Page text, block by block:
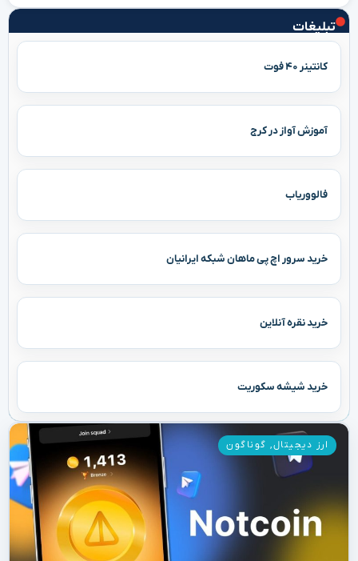
تبلیغات
کانتینر ۴۰ فوت
آموزش آواز در کرج
فالووریاب
خرید سرور اچ پی ماهان شبکه ایرانیان
خرید نقره آنلاین
خرید شیشه سکوریت
ارز دیجیتال, گوناگون